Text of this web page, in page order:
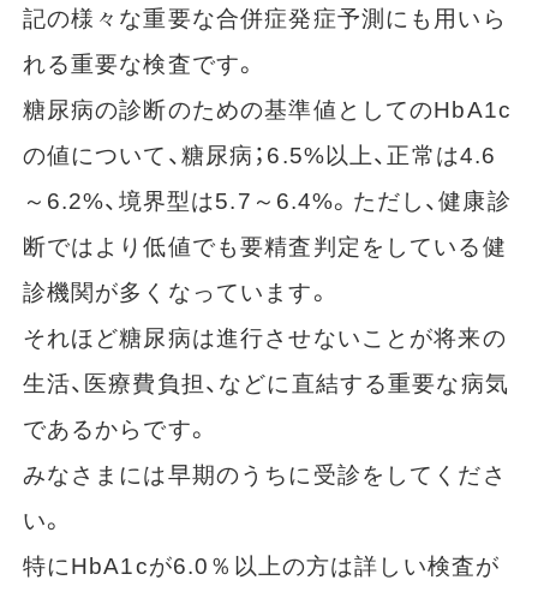
記の様々な重要な合併症発症予測にも用いら
れる重要な検査です。
糖尿病の診断のための基準値としてのHbA1c
の値について、糖尿病；6.5%以上、正常は4.6
～6.2%、境界型は5.7～6.4%。ただし、健康診
断ではより低値でも要精査判定をしている健
診機関が多くなっています。
それほど糖尿病は進行させないことが将来の
生活、医療費負担、などに直結する重要な病気
であるからです。
みなさまには早期のうちに受診をしてくださ
い。
特にHbA1cが6.0％以上の方は詳しい検査が